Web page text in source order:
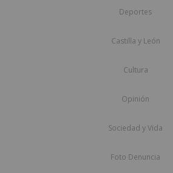
Deportes
Castilla y León
Cultura
Opinión
Sociedad y Vida
Foto Denuncia